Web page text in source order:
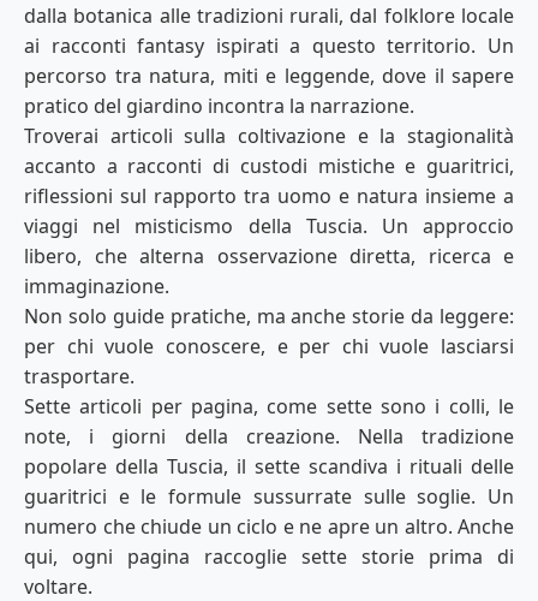
dalla botanica alle tradizioni rurali, dal folklore locale
ai racconti fantasy ispirati a questo territorio. Un
percorso tra natura, miti e leggende, dove il sapere
pratico del giardino incontra la narrazione.
Troverai articoli sulla coltivazione e la stagionalità
accanto a racconti di custodi mistiche e guaritrici,
riflessioni sul rapporto tra uomo e natura insieme a
viaggi nel misticismo della Tuscia. Un approccio
libero, che alterna osservazione diretta, ricerca e
immaginazione.
Non solo guide pratiche, ma anche storie da leggere:
per chi vuole conoscere, e per chi vuole lasciarsi
trasportare.
Sette articoli per pagina, come sette sono i colli, le
note, i giorni della creazione. Nella tradizione
popolare della Tuscia, il sette scandiva i rituali delle
guaritrici e le formule sussurrate sulle soglie. Un
numero che chiude un ciclo e ne apre un altro. Anche
qui, ogni pagina raccoglie sette storie prima di
voltare.